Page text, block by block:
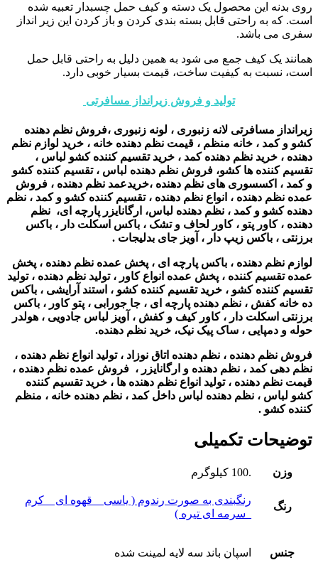
روی بدنه این محصول یک دسته و کیف حمل چسبدار تعبیه شده
است. که به راحتی قابل بسته بندی کردن و باز کردن این زیر انداز
سفری می باشد.
همانند یک کیف جمع می شود به همین دلیل به راحتی قابل حمل
است، نسبت به کیفیت ساخت، قیمت بسیار خوبی دارد.
تولید و فروش زیرانداز مسافرتی
زیرانداز مسافرتی لانه زنبوری ، لونه زنبوری ،فروش نظم دهنده
کشو و کمد ، خانه منظم ، قیمت نظم دهنده خانه ، خرید لوازم نظم
دهنده ، خرید نظم دهنده کمد ، خرید تقسیم کننده کشو لباس ،
تقسیم کننده ها کشو، فروش نظم دهنده لباس ، تقسیم کننده کشو
و کمد ، اکسسوری های نظم دهنده ،خریدعمد نظم دهنده ، فروش
عمده نظم دهنده ، انواع نظم دهنده ، تقسیم کننده کشو و کمد ، نظم
دهنده کشو و کمد ، نظم دهنده لباس، ارگانایزر پارچه ای، نظم
دهنده ، کاور پتو ، کاور لحاف و تشک ، باکس اسکلت دار ، باکس
برزنتی ، باکس زیپ دار ، آویز جای بدلیجات .
لوازم نظم دهنده ، باکس پارچه ای ، پخش عمده نظم دهنده ، پخش
عمده تقسیم کننده ، پخش عمده انواع کاور ، تولید نظم دهنده ، تولید
تقسیم کننده کشو ، خرید تقسیم کننده کشو ، استند آرایشی ، باکس
ده خانه کفش ، نظم دهنده پارچه ای ، جا جورابی ، پتو کاور ، باکس
برزنتی اسکلت دار ، کاور کیف و کفش ، آویز لباس جادویی ، هولدر
حوله و دمپایی ، ساک پیک نیک، خرید نظم دهنده.
فروش نظم دهنده ، نظم دهنده اتاق نوزاد ، تولید انواع نظم دهنده ،
نظم دهی کمد ، نظم دهنده و ارگانایزر ، فروش عمده نظم دهنده ،
قیمت نظم دهنده ، تولید انواع نظم دهنده ها ، خرید تقسیم کننده
کشو لباس ، نظم دهنده لباس داخل کمد ، نظم دهنده خانه ، منظم
کننده کشو .
توضیحات تکمیلی
وزن .100 کیلوگرم
رنگ
رنگبندی به صورت رندوم ( یاسی _ قهوه ای _ کرم
_سرمه ای تیره )
جنس اسپان باند سه لایه لمینت شده